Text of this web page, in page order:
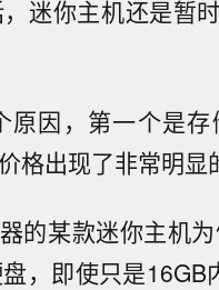
迷你主机还是暂
原因，第一个是
格出现了非常明显
的某款迷你主机
，即使只是